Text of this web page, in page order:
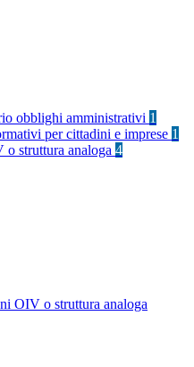
obblighi amministrativi 1
per cittadini e imprese 1
struttura analoga 4
OIV o struttura analoga